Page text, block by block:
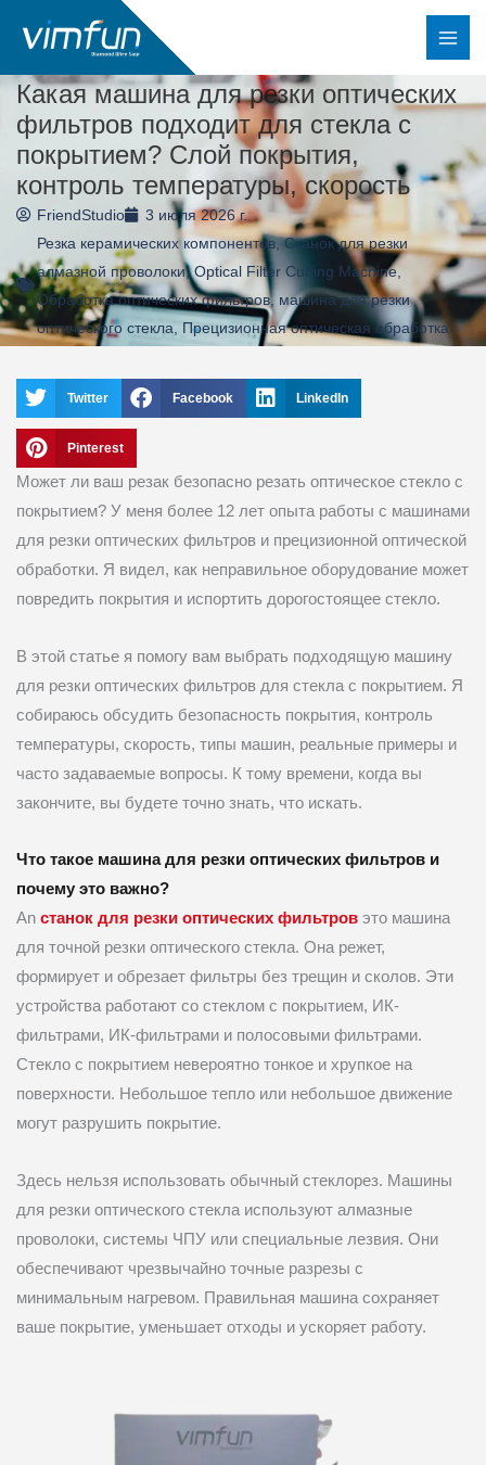
содержимому
Какая машина для резки оптических
фильтров подходит для стекла с
покрытием? Слой покрытия,
контроль температуры, скорость
FriendStudio
3 июля 2026 г.
Резка керамических компонентов,Станок для резки
алмазной проволоки,Optical Filter Cutting Machine,
Обработка оптических фильтров, машина для резки
оптического стекла
Прецизионная оптическая обработка
Twitter Facebook LinkedIn
Pinterest
Может ли ваш резак безопасно резать оптическое стекло с
покрытием? У меня более 12 лет опыта работы с машинами
для резки оптических фильтров и прецизионной оптической
обработки. Я видел, как неправильное оборудование может
повредить покрытия и испортить дорогостоящее стекло.
В этой статье я помогу вам выбрать подходящую машину
для резки оптических фильтров для стекла с покрытием. Я
собираюсь обсудить безопасность покрытия, контроль
температуры, скорость, типы машин, реальные примеры и
часто задаваемые вопросы. К тому времени, когда вы
закончите, вы будете точно знать, что искать.
Что такое машина для резки оптических фильтров и
почему это важно?
An станок для резки оптических фильтров это машина
для точной резки оптического стекла. Она режет,
формирует и обрезает фильтры без трещин и сколов. Эти
устройства работают со стеклом с покрытием, ИК-
фильтрами, ИК-фильтрами и полосовыми фильтрами.
Стекло с покрытием невероятно тонкое и хрупкое на
поверхности. Небольшое тепло или небольшое движение
могут разрушить покрытие.
Здесь нельзя использовать обычный стеклорез. Машины
для резки оптического стекла используют алмазные
проволоки, системы ЧПУ или специальные лезвия. Они
обеспечивают чрезвычайно точные разрезы с
минимальным нагревом. Правильная машина сохраняет
ваше покрытие, уменьшает отходы и ускоряет работу.